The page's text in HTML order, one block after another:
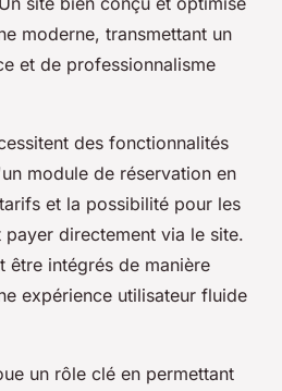
moderne, transmettant un
et de professionnalisme
des fonctionnalités
module de réservation en
et la possibilité pour les
directement via le site.
être intégrés de manière
expérience utilisateur fluide
un rôle clé en permettant